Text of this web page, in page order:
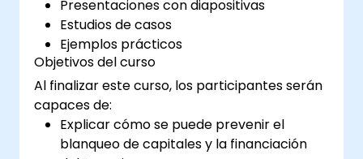
Presentaciones con diapositivas
Estudios de casos
Ejemplos prácticos
Objetivos del curso
Al finalizar este curso, los participantes serán
capaces de:
Explicar cómo se puede prevenir el
blanqueo de capitales y la financiación